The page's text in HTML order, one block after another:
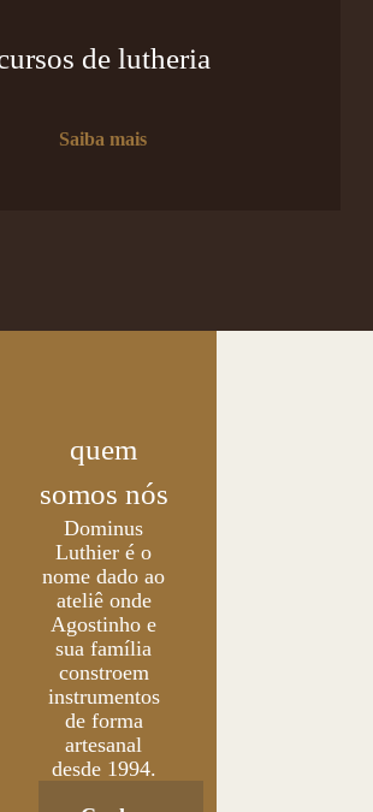
de lutheria
Saiba mais
quem
somos nós
Dominus
Luthier é o
nome dado ao
ateliê onde
Agostinho e
sua família
constroem
instrumentos
de forma
artesanal
desde 1994.